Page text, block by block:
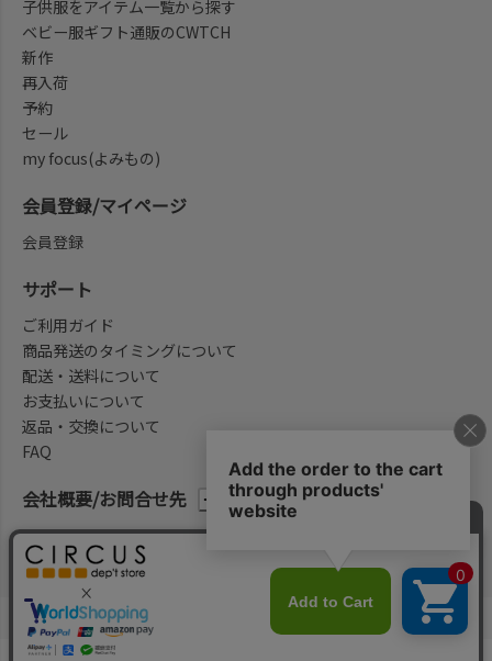
会社概要/お問合せ先
子供服をアイテム一覧から探す
ベビー服ギフト通販のCWTCH
新作
再入荷
予約
セール
my focus(よみもの)
会員登録/マイページ
会員登録
サポート
ご利用ガイド
商品発送のタイミングについて
配送・送料について
お支払いについて
返品・交換について
FAQ
法律に基づく表示 プライバシーポリシー
©2004-2026 子供服・キッズ服の通販Circus All Rights reserved.